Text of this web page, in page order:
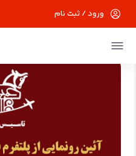
ورود / ثبت نام